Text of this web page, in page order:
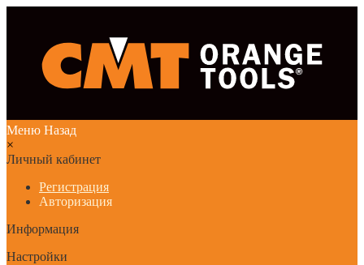
Меню Назад
×
Личный кабинет
Регистрация
Авторизация
Информация
Настройки